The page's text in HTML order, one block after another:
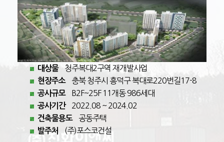
대상물 청주복대2구역 재개발사업
현장주소 충북 청주시 흥덕구 복대로220번길17-8
공사규모 B2F~25F 11개동 986세대
공사기간 2022.08 ~ 2024.02
건축물용도 공동주택
발주처 (주)포스코건설